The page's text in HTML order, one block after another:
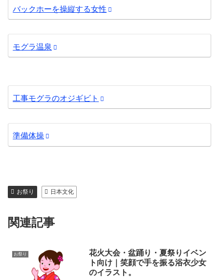
バックホーを操縦する女性
モグラ温泉
工事モグラのオジギビト
準備体操
お祭り 日本文化
関連記事
お祭り
花火大会・盆踊り・夏祭りイベン
ト向け｜笑顔で手を振る浴衣少女
のイラスト。